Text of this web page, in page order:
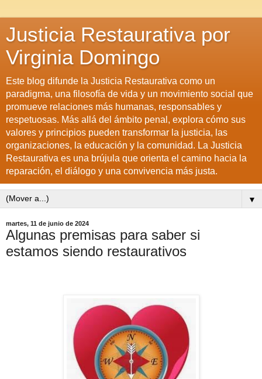
Justicia Restaurativa por
Virginia Domingo
Este blog difunde la Justicia Restaurativa como un
paradigma, una filosofía de vida y un movimiento social que
promueve relaciones más humanas, responsables y
respetuosas. Más allá del ámbito penal, explora cómo sus
valores y principios pueden transformar la justicia, las
organizaciones, la educación y la comunidad. La Justicia
Restaurativa es una brújula que orienta el camino hacia la
reparación, el diálogo y una convivencia más justa.
▼
martes, 11 de junio de 2024
Algunas premisas para saber si
estamos siendo restaurativos